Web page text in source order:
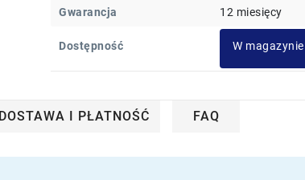
Gwarancja 12 miesięcy
Dostępność W magazynie
DOSTAWA I PŁATNOŚĆ FAQ